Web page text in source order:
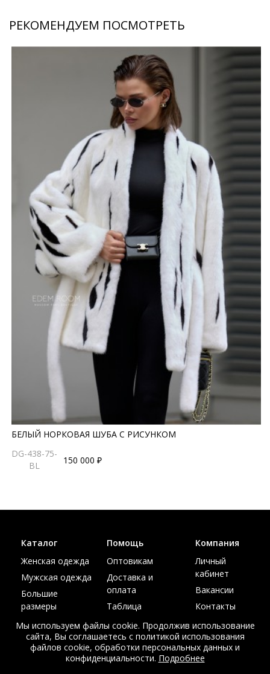
РЕКОМЕНДУЕМ ПОСМОТРЕТЬ
БЕЛЫЙ НОРКОВАЯ ШУБА С РИСУНКОМ
DG-438-75-
BL
150 000 ₽
Каталог
Женская одежда
Мужская одежда
Большие
размеры
Акции
Помощь
Оптовикам
Доставка и
оплата
Таблица
Компания
Личный
кабинет
Вакансии
Контакты
Мы используем файлы cookie. Продолжив использование
сайта, Вы соглашаетесь с политикой использования
файлов cookie, обработки персональных данных и
конфиденциальности. Подробнее